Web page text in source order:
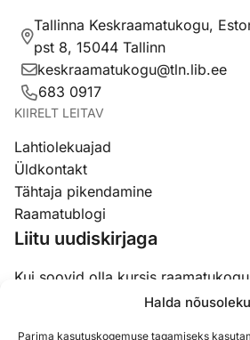
Halda
Parima kasutuskogemuse tagamiseks
Tallinna Keskraamatukogu,
pst 8, 15044 Tallinn
keskraamatukogu@tln.lib.ee
683 0917
KIIRELT LEITAV
Lahtiolekuajad
Üldkontakt
Tähtaja pikendamine
Raamatublogi
Liitu uudiskirjaga
Kui soovid olla kursis
koolituste ja uudistega, siis liitu